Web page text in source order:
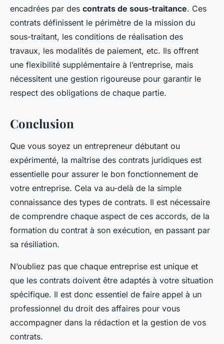
encadrées par des contrats de sous-traitance. Ces
contrats définissent le périmètre de la mission du
sous-traitant, les conditions de réalisation des
travaux, les modalités de paiement, etc. Ils offrent
une flexibilité supplémentaire à l’entreprise, mais
nécessitent une gestion rigoureuse pour garantir le
respect des obligations de chaque partie.
Conclusion
Que vous soyez un entrepreneur débutant ou
expérimenté, la maîtrise des contrats juridiques est
essentielle pour assurer le bon fonctionnement de
votre entreprise. Cela va au-delà de la simple
connaissance des types de contrats. Il est nécessaire
de comprendre chaque aspect de ces accords, de la
formation du contrat à son exécution, en passant par
sa résiliation.
N’oubliez pas que chaque entreprise est unique et
que les contrats doivent être adaptés à votre situation
spécifique. Il est donc essentiel de faire appel à un
professionnel du droit des affaires pour vous
accompagner dans la rédaction et la gestion de vos
contrats.